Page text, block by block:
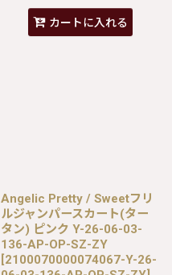
カートに入れる
Angelic Pretty / Sweetフリ
ルジャンパースカート(ター
タン) ピンク Y-26-06-03-
136-AP-OP-SZ-ZY
[2100070000074067-Y-26-